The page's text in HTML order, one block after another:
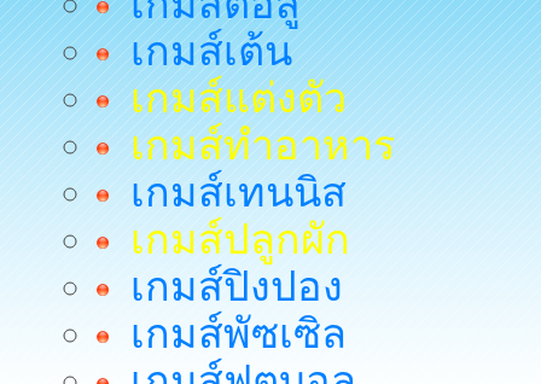
เกมส์เต้น
เกมส์แต่งตัว
เกมส์ทำอาหาร
เกมส์เทนนิส
เกมส์ปลูกผัก
เกมส์ปิงปอง
เกมส์พัซเซิล